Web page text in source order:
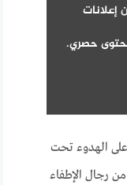
إعلانات
حصري.
الهدوء تحت
رجال الإطفاء